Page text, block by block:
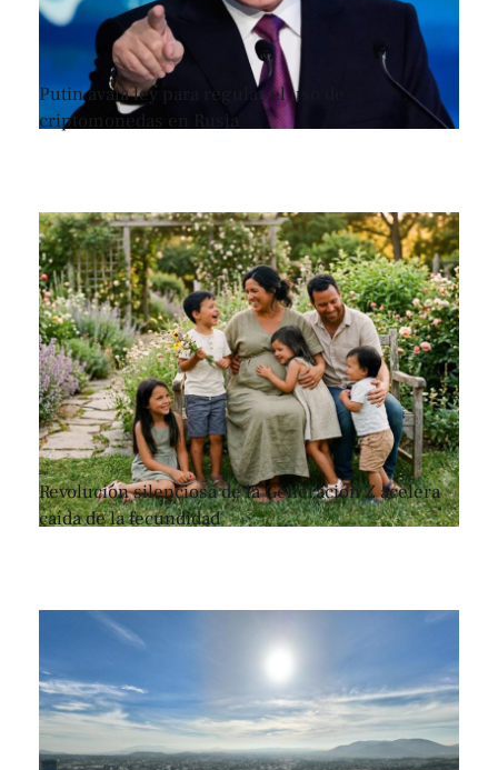
Putin avala ley para regular el uso de
criptomonedas en Rusia
Revolución silenciosa de la Generación Z acelera
caída de la fecundidad